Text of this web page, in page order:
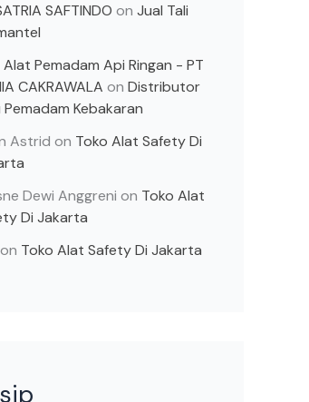
SAFTINDO on Jual Tali
Alat Pemadam Api Ringan - PT
CAKRAWALA on Distributor
Pemadam Kebakaran
Astrid on Toko Alat Safety Di
Dewi Anggreni on Toko Alat
Di Jakarta
on Toko Alat Safety Di Jakarta